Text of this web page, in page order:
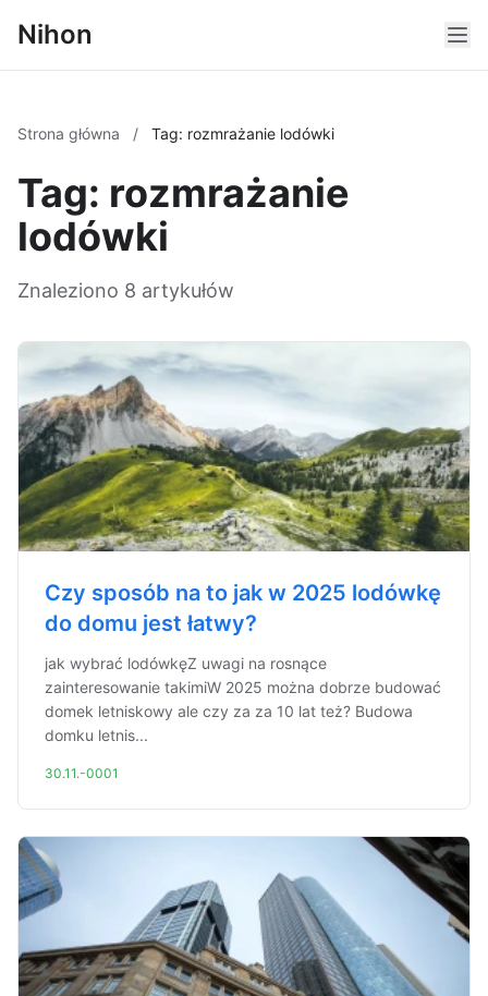
Nihon
Strona główna / Tag: rozmrażanie lodówki
Tag: rozmrażanie
lodówki
Znaleziono 8 artykułów
Czy sposób na to jak w 2025 lodówkę
do domu jest łatwy?
jak wybrać lodówkęZ uwagi na rosnące
zainteresowanie takimiW 2025 można dobrze budować
domek letniskowy ale czy za za 10 lat też? Budowa
domku letnis...
30.11.-0001